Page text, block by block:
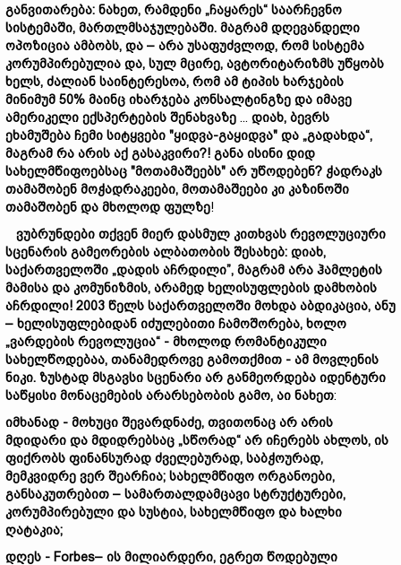
განვითარება: ნახეთ, რამდენი „ჩაყარეს“ საარჩევნო
სისტემაში, მართლმსაჯულებაში. მაგრამ დღევანდელი
ოპოზიცია ამბობს, და – არა უსაფუძვლოდ, რომ სისტემა
კორუმპირებულია და, სულ მცირე, ავტორიტარიზმს უწყობს
ხელს, ძალიან საინტერესოა, რომ ამ ტიპის ხარჯების
მინიმუმ 50% მაინც იხარჯება კონსალტინგზე და იმავე
ამერიკელი ექსპერტების შენახვაზე ... დიახ, ბევრს
ეხამუშება ჩემი სიტყვები "ყიდვა-გაყიდვა" და „გადახდა“,
მაგრამ რა არის აქ გასაკვირი?! განა ისინი დიდ
სახელმწიფოებსაც "მოთამაშეებს" არ უწოდებენ? ჭადრაკს
თამაშობენ მოჭადრაკეები, მოთამაშეები კი კაზინოში
თამაშობენ და მხოლოდ ფულზე!
ვუბრუნდები თქვენ მიერ დასმულ კითხვას რევოლუციური
სცენარის გამეორების ალბათობის შესახებ: დიახ,
საქართველოში „დადის აჩრდილი”, მაგრამ არა ჰამლეტის
მამისა და კომუნიზმის, არამედ ხელისუფლების დამხობის
აჩრდილი! 2003 წელს საქართველოში მოხდა აბდიკაცია, ანუ
– ხელისუფლებიდან იძულებითი ჩამოშორება, ხოლო
„ვარდების რევოლუცია“ - მხოლოდ რომანტიკული
სახელწოდებაა, თანამედროვე გამოთქმით - ამ მოვლენის
ნიკი. ზუსტად მსგავსი სცენარი არ განმეორდება იდენტური
საწყისი მონაცემების არარსებობის გამო, აი ნახეთ:
იმხანად - მოხუცი შევარდნაძე, თვითონაც არ არის
მდიდარი და მდიდრებსაც „სწორად“ არ იჩერებს ახლოს, ის
ფიქრობს ფინანსურად ძველებურად, საბჭოურად,
მემკვიდრე ვერ შეარჩია; სახელმწიფო ორგანოები,
განსაკუთრებით – სამართალდამცავი სტრუქტურები,
კორუმპირებული და სუსტია, სახელმწიფო და ხალხი
ღატაკია;
დღეს - Forbes– ის მილიარდერი, ეგრეთ წოდებული